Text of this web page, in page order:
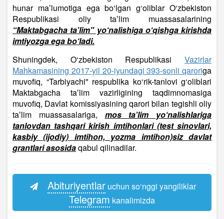
hunar maʼlumotiga ega bo‘lgan g‘oliblar O‘zbekiston
Respublikasi oliy taʼlim muassasalarining
“Maktabgacha taʼlim" yo‘nalishiga o‘qishga kirishda
imtiyozga ega bo‘ladi.
Shuningdek, O‘zbekiston Respublikasi Vazirlar
Mahkamasining 2017-yil 20-iyundagi 393-sonli qaroriga
muvofiq, “Tarbiyachi" respublika ko‘rik-tanlovi g‘oliblari
Maktabgacha taʼlim vazirligining taqdimnomasiga
muvofiq, Davlat komissiyasining qarori bilan tegishli oliy
taʼlim muassasalariga, mos taʼlim yo‘nalishlariga
tanlovdan tashqari kirish imtihonlari (test sinovlari,
kasbiy (ijodiy) imtihon, yozma imtihon)siz davlat
grantlari asosidaqabul qilinadilar.
Abituriyentlaruchun so‘nggi yangiliklar
Telegram kanalimizda